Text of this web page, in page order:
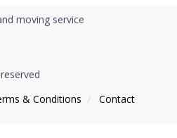
moving service
& Conditions / Contact